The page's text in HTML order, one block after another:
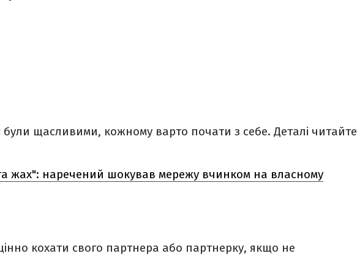
щасливими, кожному варто почати з себе. Деталі читайте
жах": наречений шокував мережу вчинком на власному
кохати свого партнера або партнерку, якщо не